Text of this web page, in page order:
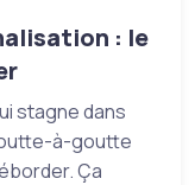
: le
stagne dans
à-goutte
Ça